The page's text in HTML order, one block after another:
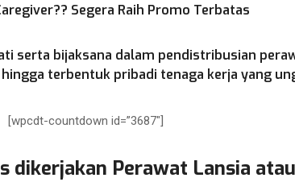
Segera Raih Promo Terbatas
serta bijaksana dalam pendistribusian
terbentuk pribadi tenaga kerja yang
[wpcdt-countdown id=”3687″]
dikerjakan Perawat Lansia